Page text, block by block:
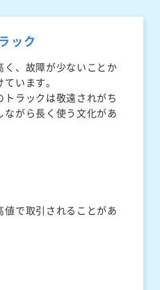
ック
く、故障が少ないことか
います。
ラックは敬遠されがち
がら長く使う文化があ
値で取引されることがあ